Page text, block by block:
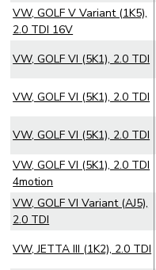
VW, GOLF V Variant (1K5),
2.0 TDI 16V
VW, GOLF VI (5K1), 2.0 TDI
VW, GOLF VI (5K1), 2.0 TDI
VW, GOLF VI (5K1), 2.0 TDI
VW, GOLF VI (5K1), 2.0 TDI
4motion
VW, GOLF VI Variant (AJ5),
2.0 TDI
VW, JETTA III (1K2), 2.0 TDI